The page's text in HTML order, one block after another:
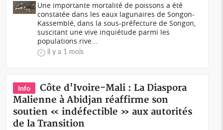
Une importante mortalité de poissons a été
constatée dans les eaux lagunaires de Songon-
Kassemblé, dans la sous-préfecture de Songon,
suscitant une vive inquiétude parmi les
populations rive...
il y a 1 mois
Info
Côte d'Ivoire-Mali : La Diaspora
Malienne à Abidjan réaffirme son
soutien « indéfectible » aux autorités
de la Transition